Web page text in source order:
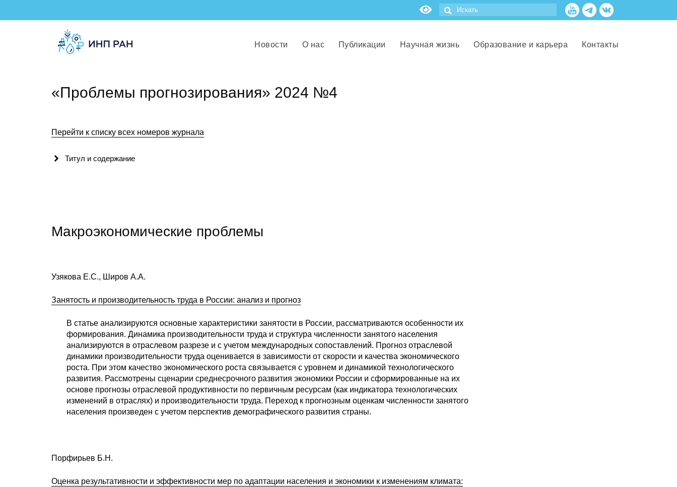
Новости О нас Публикации Научная жизнь Образование и карьера Контакты
«Проблемы прогнозирования» 2024 №4
Перейти к списку всех номеров журнала
Титул и содержание
Макроэкономические проблемы
Узякова Е.С., Широв А.А.
Занятость и производительность труда в России: анализ и прогноз
В статье анализируются основные характеристики занятости в России, рассматриваются особенности их
формирования. Динамика производительности труда и структура численности занятого населения
анализируются в отраслевом разрезе и с учетом международных сопоставлений. Прогноз отраслевой
динамики производительности труда оценивается в зависимости от скорости и качества экономического
роста. При этом качество экономического роста связывается с уровнем и динамикой технологического
развития. Рассмотрены сценарии среднесрочного развития экономики России и сформированные на их
основе прогнозы отраслевой продуктивности по первичным ресурсам (как индикатора технологических
изменений в отраслях) и производительности труда. Переход к прогнозным оценкам численности занятого
населения произведен с учетом перспектив демографического развития страны.
Порфирьев Б.Н.
Оценка результативности и эффективности мер по адаптации населения и экономики к изменениям климата: